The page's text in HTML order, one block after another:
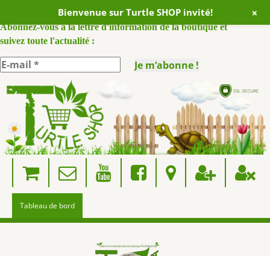
ABONNEZ VOUS A NOTRE NEWSLETTER :
Abonnez-vous à la lettre d'information de la boutique et
suivez toute l'actualité :
Skip
to
content
Tableau de bord
Bienvenue sur Turtle SHOP invité! +